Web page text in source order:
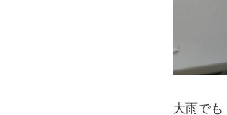
大雨で